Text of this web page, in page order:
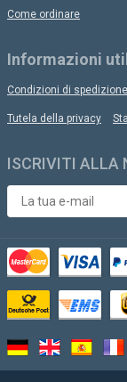
Come ordinare
Informazioni
Condizioni di spedizione
Tutela della privacy
ISCRIVITI ALLA